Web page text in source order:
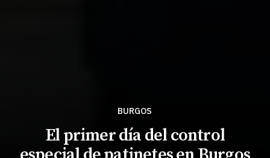
BURGOS
El primer día del control